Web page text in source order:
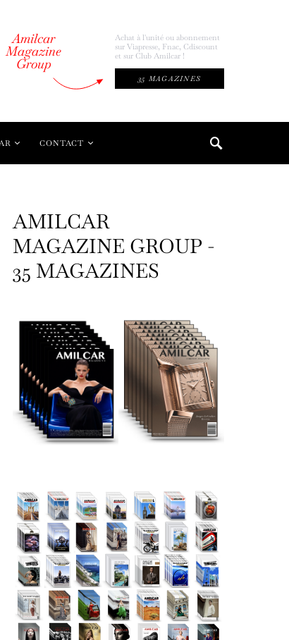
Amilcar
Magazine
Group
Achat à l'unité ou abonnement
sur Viapresse, Fnac, Cdiscount
et sur Club Amilcar !
35 MAGAZINES
CONTACT
AMILCAR
MAGAZINE GROUP -
35 MAGAZINES